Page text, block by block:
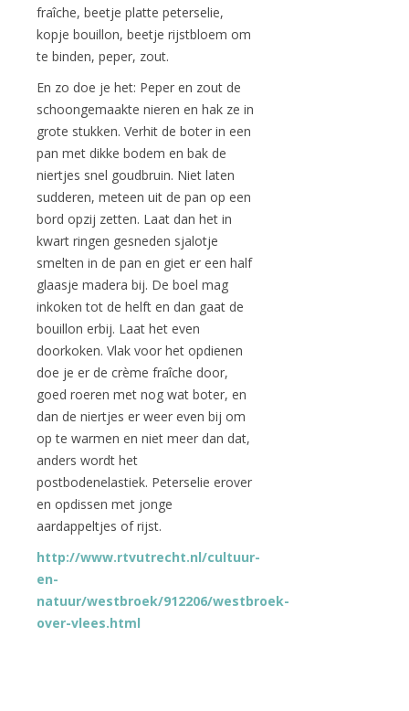
fraîche, beetje platte peterselie,
kopje bouillon, beetje rijstbloem om
te binden, peper, zout.
En zo doe je het: Peper en zout de
schoongemaakte nieren en hak ze in
grote stukken. Verhit de boter in een
pan met dikke bodem en bak de
niertjes snel goudbruin. Niet laten
sudderen, meteen uit de pan op een
bord opzij zetten. Laat dan het in
kwart ringen gesneden sjalotje
smelten in de pan en giet er een half
glaasje madera bij. De boel mag
inkoken tot de helft en dan gaat de
bouillon erbij. Laat het even
doorkoken. Vlak voor het opdienen
doe je er de crème fraîche door,
goed roeren met nog wat boter, en
dan de niertjes er weer even bij om
op te warmen en niet meer dan dat,
anders wordt het
postbodenelastiek. Peterselie erover
en opdissen met jonge
aardappeltjes of rijst.
http://www.rtvutrecht.nl/cultuur-
en-
natuur/westbroek/912206/westbroek-
over-vlees.html